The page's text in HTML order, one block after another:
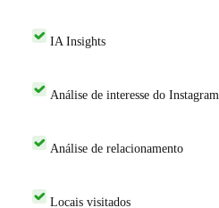
IA Insights
Análise de interesse do Instagram
Análise de relacionamento
Locais visitados